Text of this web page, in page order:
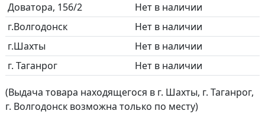
Доватора, 156/2
Нет в наличии
г.Волгодонск
Нет в наличии
г.Шахты
Нет в наличии
г. Таганрог
Нет в наличии
(Выдача товара находящегося в г. Шахты, г. Таганрог,
г. Волгодонск возможна только по месту)